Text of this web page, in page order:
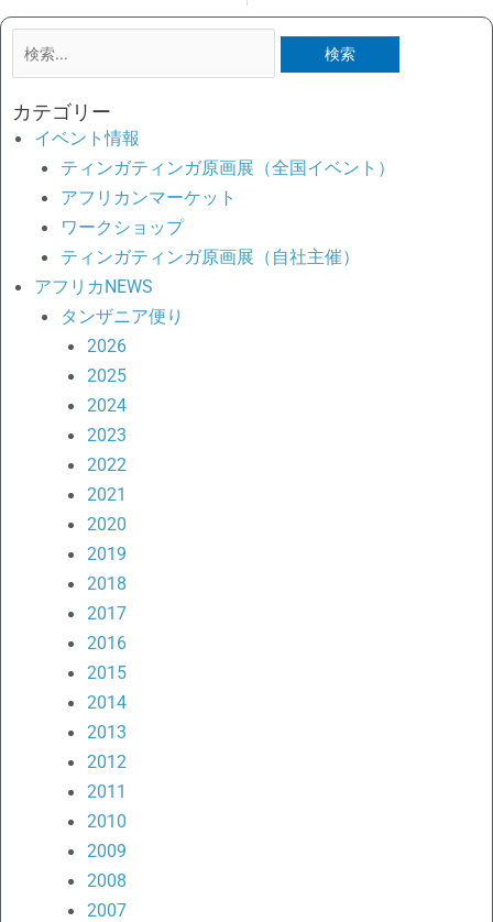
検
対
象:
カテゴリー
イベント情報
ティンガティンガ原画展（全国イベント）
アフリカンマーケット
ワークショップ
ティンガティンガ原画展（自社主催）
アフリカNEWS
タンザニア便り
2026
2025
2024
2023
2022
2021
2020
2019
2018
2017
2016
2015
2014
2013
2012
2011
2010
2009
2008
2007